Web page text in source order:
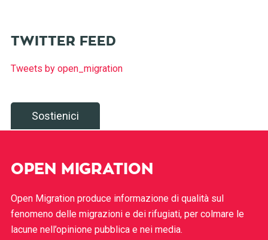
TWITTER FEED
Tweets by open_migration
Sostienici
OPEN MIGRATION
Open Migration produce informazione di qualità sul
fenomeno delle migrazioni e dei rifugiati, per colmare le
lacune nell’opinione pubblica e nei media.